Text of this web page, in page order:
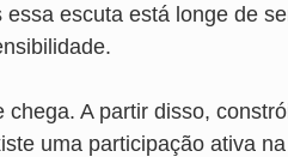
escuta está longe de
A partir disso,
uma participação ativa na